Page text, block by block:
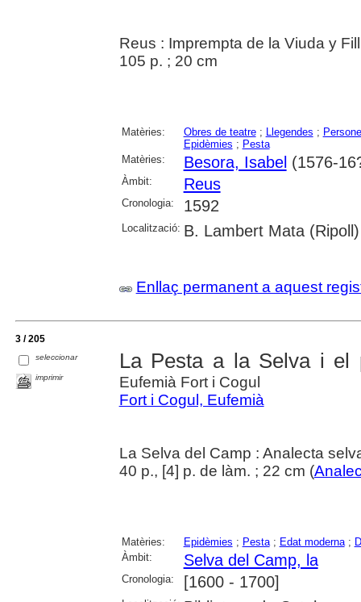
Reus : Imprempta de la Viuda y
105 p. ; 20 cm
Matèries: Obres de teatre; Llegendes ;
Epidèmies ; Pesta
Matèries:
Besora, Isabel (1576-
Àmbit: Reus
Cronologia: 1592
Localització: B. Lambert Mata (Ripoll)
Enllaç permanent a aquest
3 / 205
seleccionar
imprimir
La Pesta a la Selva i el
Eufemià Fort i Cogul
Fort i Cogul, Eufemià
La Selva del Camp : Analecta
40 p., [4] p. de làm. ; 22 cm (
Matèries: Epidèmies ; Pesta; Edat moderna;
Àmbit:
Selva del Camp, la
Cronologia: [1600 - 1700]